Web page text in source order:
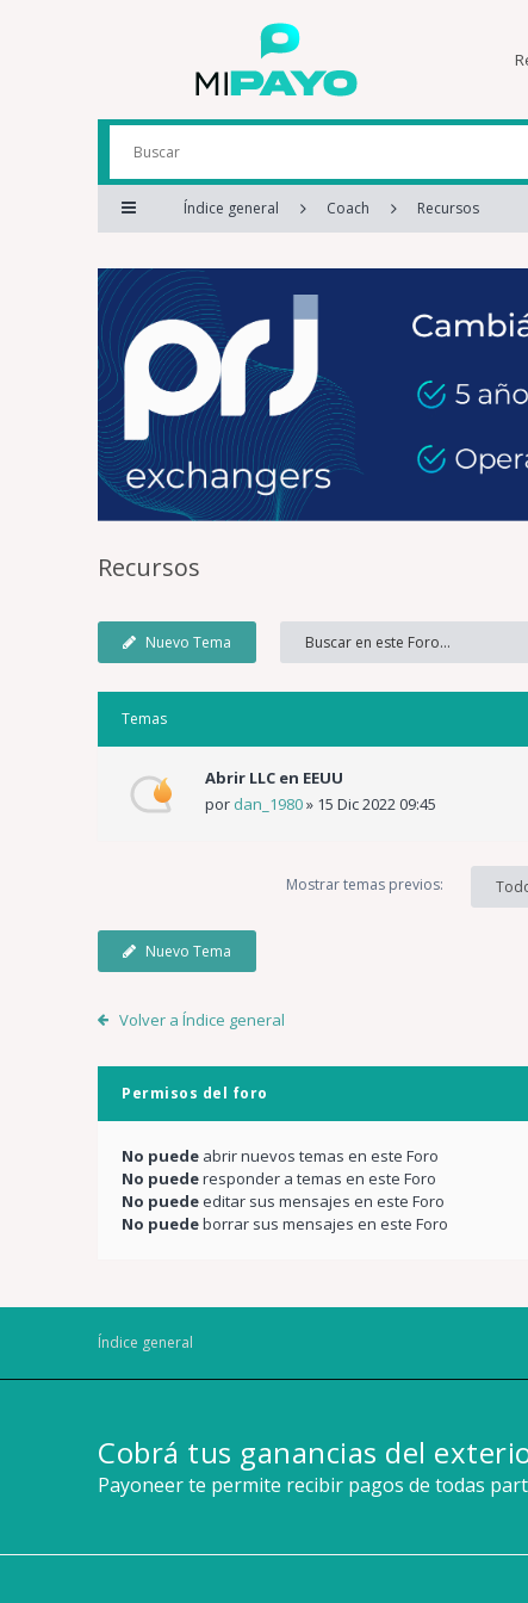
Índice general Coach Recursos
Recursos
Nuevo Tema
Temas
Abrir LLC en EEUU
por dan_1980» 15 Dic 2022 09:45
Mostrar temas previos:
Nuevo Tema
Volver a Índice general
Permisos del foro
No puede abrir nuevos temas en este Foro
No puederesponder a temas en este Foro
No puedeeditar sus mensajes en este Foro
No puedeborrar sus mensajes en este Foro
Índice general
Cobrá tus ganancias del
Payoneer te permite recibir pagos de todas